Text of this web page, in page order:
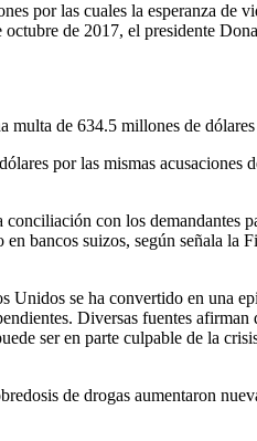
por las cuales la esperanza de
de 2017, el presidente
multa de 634.5 millones de
por las mismas acusaciones
con los demandantes
bancos suizos, según señala la
Unidos se ha convertido en una
Diversas fuentes afirman
ser en parte culpable de la
de drogas aumentaron